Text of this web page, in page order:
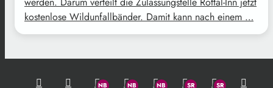
kostenlose Wildunfallbänder. Damit kann nach einem …